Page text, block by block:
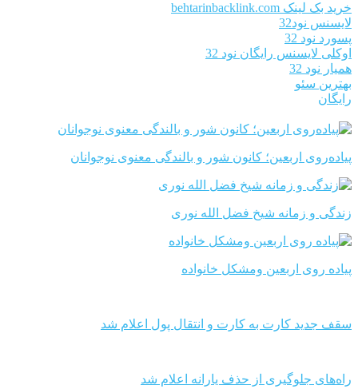
خرید بک لینک behtarinbacklink.com
لایسنس نود32
پسورد نود 32
اوکلی لایسنس رایگان نود 32
همیار نود 32
بهترین سئو
رایگان
پیاده‌روی اربعین؛ کانون شور و بالندگی معنوی نوجوانان
زندگی و زمانه شیخ فضل الله نوری
پیاده روی اربعین ومشکل خانواده
سقف جدید کارت به کارت و انتقال پول اعلام شد
راه‌های جلوگیری از حذف یارانه اعلام شد